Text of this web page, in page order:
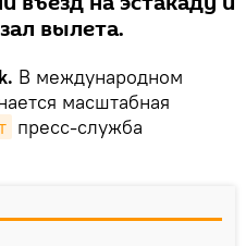
вылета.
В международном
масштабная
пресс-служба